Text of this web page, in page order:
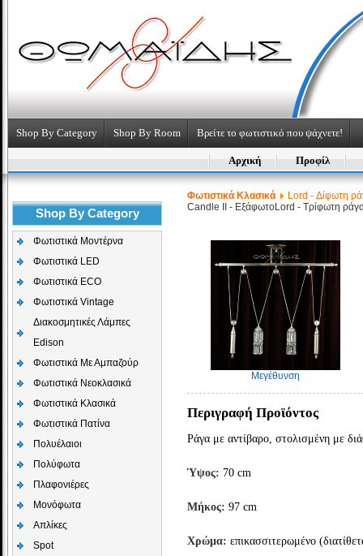
Shop By Category Shop By Room Βρείτε το φωτιστικό που ψάχνετε!
Αρχική Προφίλ
Shop By Category
Φωτιστικά Μοντέρνα
Φωτιστικά LED
Φωτιστικά ECO
Φωτιστικά Vintage
Διακοσμητικές Λάμπες
Edison
Φωτιστικά Με Αμπαζούρ
Φωτιστικά Νεοκλασικά
Φωτιστικά Κλασικά
Φωτιστικά Πατίνα
Πολυέλαιοι
Πολύφωτα
Πλαφονιέρες
Μονόφωτα
Απλίκες
Spot
Φωτιστικά Κλασικά
Lord - Δίφωτη
Candle II - ΕξάφωτοLord - Τρίφωτη
Μεγέθυνση
Περιγραφή Προϊόντος
Ράγα με αντίβαρο, στολισμένη με
Ύψος: 70 cm
Μήκος: 97 cm
Χρώμα: επικασσιτερωμένο